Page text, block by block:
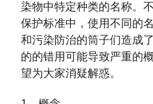
染物中特定种类的名称。
保护标准中，使用不同的
和污染防治的筒子们造成
的的错用可能导致严重的
望为大家消疑解惑。